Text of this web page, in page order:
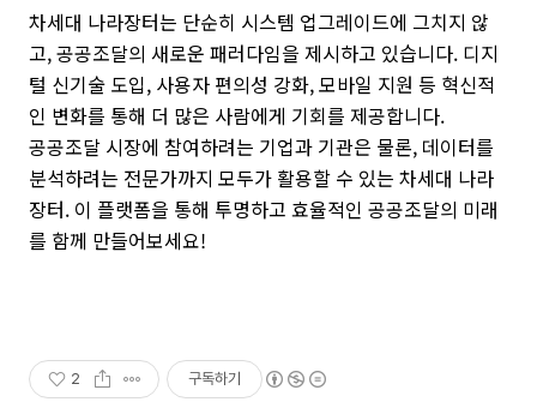
차세대 나라장터는 단순히 시스템 업그레이드에 그치지 않
고, 공공조달의 새로운 패러다임을 제시하고 있습니다. 디지
털 신기술 도입, 사용자 편의성 강화, 모바일 지원 등 혁신적
인 변화를 통해 더 많은 사람에게 기회를 제공합니다.
공공조달 시장에 참여하려는 기업과 기관은 물론, 데이터를
분석하려는 전문가까지 모두가 활용할 수 있는 차세대 나라
장터. 이 플랫폼을 통해 투명하고 효율적인 공공조달의 미래
를 함께 만들어보세요!
2 구독하기